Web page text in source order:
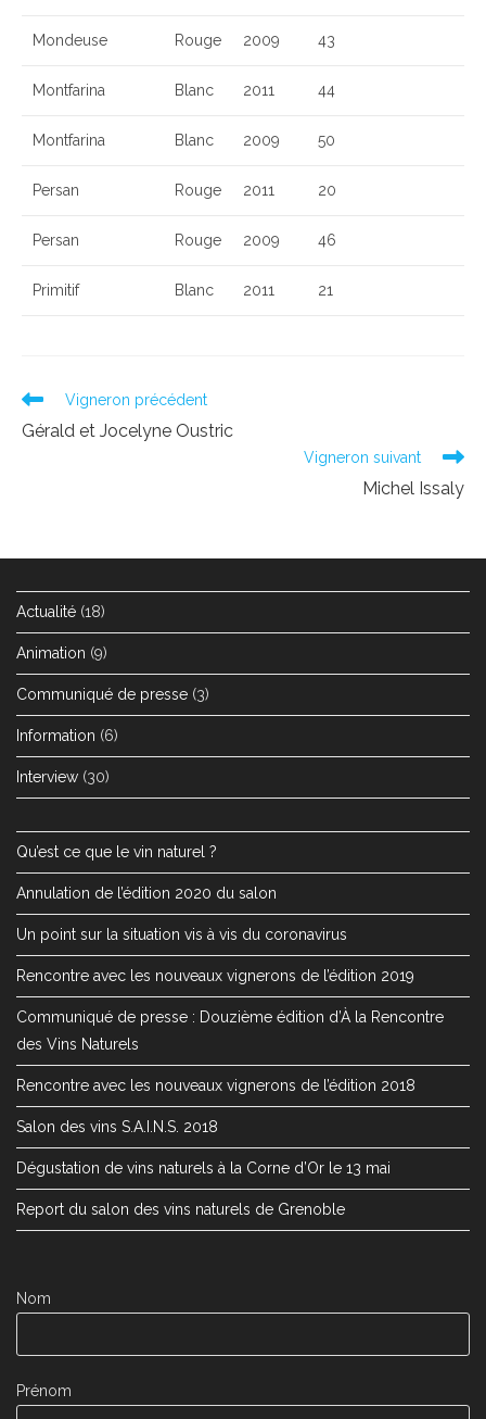
Mondeuse Rouge 2009 43
Montfarina Blanc 2011 44
Montfarina Blanc 2009 50
Persan Rouge 2011 20
Persan Rouge 2009 46
Primitif Blanc 2011 21
Read
articles
Vigneron précédent
Gérald et Jocelyne Oustric
Vigneron suivant
Michel Issaly
Actualité (18)
Animation (9)
Communiqué de presse (3)
Information (6)
Interview (30)
Qu’est ce que le vin naturel ?
Annulation de l’édition 2020 du salon
Un point sur la situation vis à vis du coronavirus
Rencontre avec les nouveaux vignerons de l’édition 2019
Communiqué de presse : Douzième édition d’À la Rencontre
des Vins Naturels
Rencontre avec les nouveaux vignerons de l’édition 2018
Salon des vins S.A.I.N.S. 2018
Dégustation de vins naturels à la Corne d’Or le 13 mai
Report du salon des vins naturels de Grenoble
Nom
Prénom